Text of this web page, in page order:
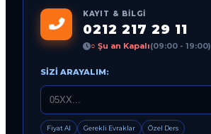
KAYIT & BILGI
0212 217 29 11
○ Şu an Kapalı(09:00 - 19:00)
SIZI ARAYALIM:
Fiyat Al Gerekli Evraklar Özel Ders